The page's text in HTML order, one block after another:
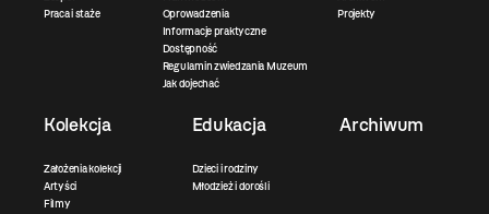
Praca i staże
Oprowadzenia
Informacje praktyczne
Dostępność
Regulamin zwiedzania Muzeum
Jak dojechać
Projekty
Kolekcja
Założenia kolekcji
Artyści
Filmy
Edukacja
Dzieci i rodziny
Młodzież i dorośli
Archiwum